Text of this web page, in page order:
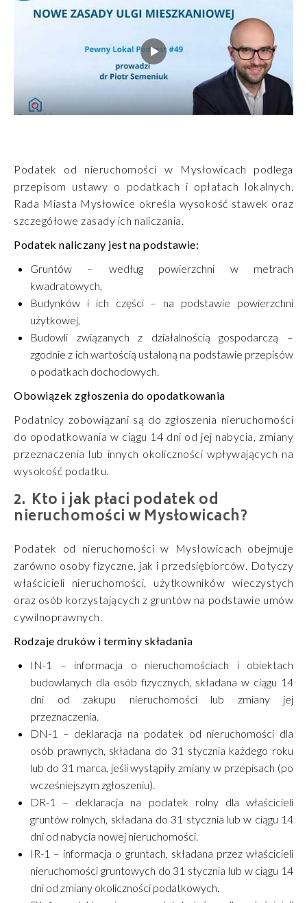
Podatek od nieruchomości w Mysłowicach podlega
przepisom ustawy o podatkach i opłatach lokalnych.
Rada Miasta Mysłowice określa wysokość stawek oraz
szczegółowe zasady ich naliczania.
Podatek naliczany jest na podstawie:
Gruntów – według powierzchni w metrach
kwadratowych,
Budynków i ich części – na podstawie powierzchni
użytkowej,
Budowli związanych z działalnością gospodarczą –
zgodnie z ich wartością ustaloną na podstawie przepisów
o podatkach dochodowych.
Obowiązek zgłoszenia do opodatkowania
Podatnicy zobowiązani są do zgłoszenia nieruchomości
do opodatkowania w ciągu 14 dni od jej nabycia, zmiany
przeznaczenia lub innych okoliczności wpływających na
wysokość podatku.
Kto i jak płaci podatek od
nieruchomości w Mysłowicach?
Podatek od nieruchomości w Mysłowicach obejmuje
zarówno osoby fizyczne, jak i przedsiębiorców. Dotyczy
właścicieli nieruchomości, użytkowników wieczystych
oraz osób korzystających z gruntów na podstawie umów
cywilnoprawnych.
Rodzaje druków i terminy składania
IN-1 – informacja o nieruchomościach i obiektach
budowlanych dla osób fizycznych, składana w ciągu 14
dni od zakupu nieruchomości lub zmiany jej
przeznaczenia.
DN-1 – deklaracja na podatek od nieruchomości dla
osób prawnych, składana do 31 stycznia każdego roku
lub do 31 marca, jeśli wystąpiły zmiany w przepisach (po
wcześniejszym zgłoszeniu).
DR-1 – deklaracja na podatek rolny dla właścicieli
gruntów rolnych, składana do 31 stycznia lub w ciągu 14
dni od nabycia nowej nieruchomości.
IR-1 – informacja o gruntach, składana przez właścicieli
nieruchomości gruntowych do 31 stycznia lub w ciągu 14
dni od zmiany okoliczności podatkowych.